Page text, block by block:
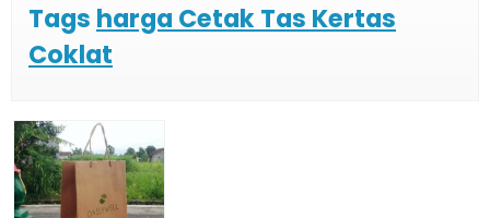
Tags harga Cetak Tas Kertas
Coklat